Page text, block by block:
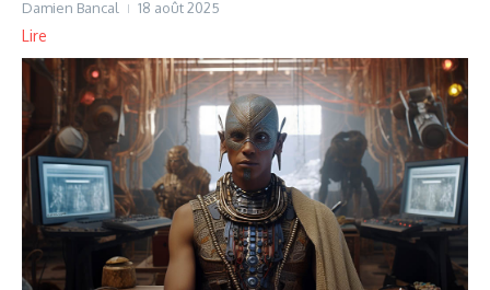
Damien Bancal 18 août 2025
Lire